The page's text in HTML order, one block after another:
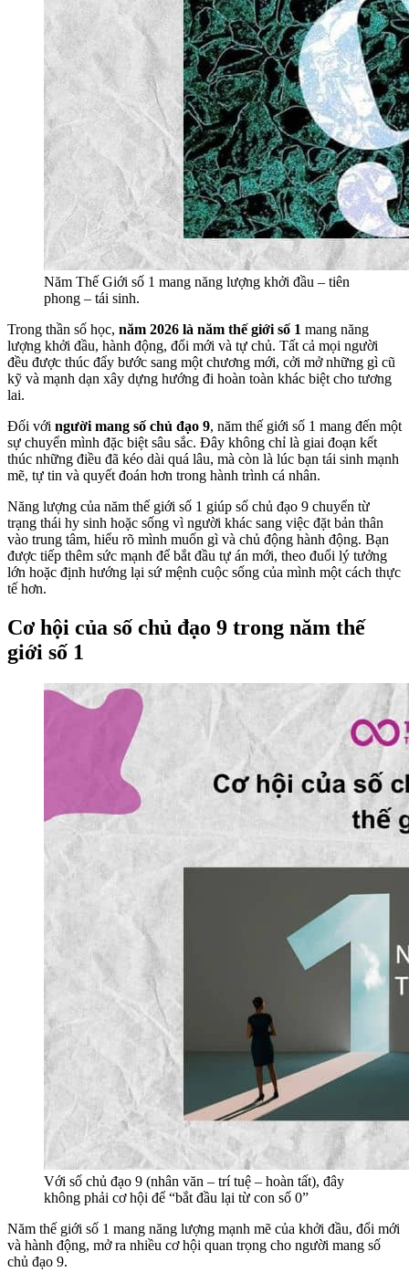
Năm Thế Giới số 1 mang năng lượng khởi đầu – tiên
phong – tái sinh.
Trong thần số học, năm 2026 là năm thế giới số 1 mang năng
lượng khởi đầu, hành động, đổi mới và tự chủ. Tất cả mọi người
đều được thúc đẩy bước sang một chương mới, cởi mở những gì cũ
kỹ và mạnh dạn xây dựng hướng đi hoàn toàn khác biệt cho tương
lai.
Đối với người mang số chủ đạo 9, năm thế giới số 1 mang đến một
sự chuyển mình đặc biệt sâu sắc. Đây không chỉ là giai đoạn kết
thúc những điều đã kéo dài quá lâu, mà còn là lúc bạn tái sinh mạnh
mẽ, tự tin và quyết đoán hơn trong hành trình cá nhân.
Năng lượng của năm thế giới số 1 giúp số chủ đạo 9 chuyển từ
trạng thái hy sinh hoặc sống vì người khác sang việc đặt bản thân
vào trung tâm, hiểu rõ mình muốn gì và chủ động hành động. Bạn
được tiếp thêm sức mạnh để bắt đầu tự án mới, theo đuổi lý tưởng
lớn hoặc định hướng lại sứ mệnh cuộc sống của mình một cách thực
tế hơn.
Cơ hội của số chủ đạo 9 trong năm thế
giới số 1
Với số chủ đạo 9 (nhân văn – trí tuệ – hoàn tất), đây
không phải cơ hội để “bắt đầu lại từ con số 0”
Năm thế giới số 1 mang năng lượng mạnh mẽ của khởi đầu, đổi mới
và hành động, mở ra nhiều cơ hội quan trọng cho người mang số
chủ đạo 9.